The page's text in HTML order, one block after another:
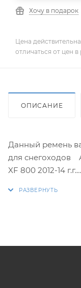
Хочу в подарок
Цена
отличаться от цен
ОПИСАНИЕ
Данный ремень
для снегоходов
XF 800 2012-14 г.г.
Соответствует